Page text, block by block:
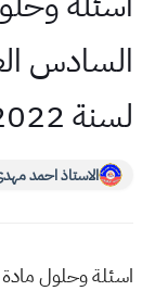
السادس
لسنة 2022
الاستاذ احمد
اسئلة وحلول